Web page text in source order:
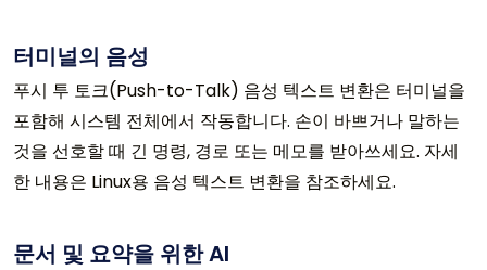
터미널의 음성
푸시 투 토크(Push-to-Talk) 음성 텍스트 변환은 터미널을
포함해 시스템 전체에서 작동합니다. 손이 바쁘거나 말하는
것을 선호할 때 긴 명령, ​​경로 또는 메모를 받아쓰세요. 자세
한 내용은 Linux용 음성 텍스트 변환을 참조하세요.
문서 및 요약을 위한 AI